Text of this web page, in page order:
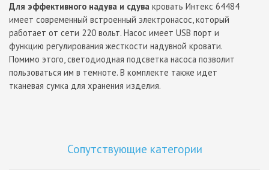
Для эффективного надува и сдува кровать Интекс 64484
имеет современный встроенный электронасос, который
работает от сети 220 вольт. Насос имеет USB порт и
функцию регулирования жесткости надувной кровати.
Помимо этого, светодиодная подсветка насоса позволит
пользоваться им в темноте. В комплекте также идет
тканевая сумка для хранения изделия.
Сопутствующие категории